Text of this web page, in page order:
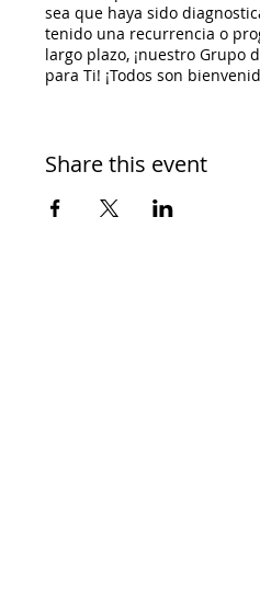
sea que haya sido
tenido una recurrencia o
largo plazo, ¡nuestro Grupo
para Ti! ¡Todos son
Share this event